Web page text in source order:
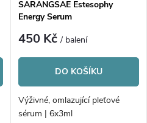
SARANGSAE Estesophy
Energy Serum
450 Kč/ balení
DO KOŠÍKU
Výživné, omlazující pleťové
sérum | 6x3ml